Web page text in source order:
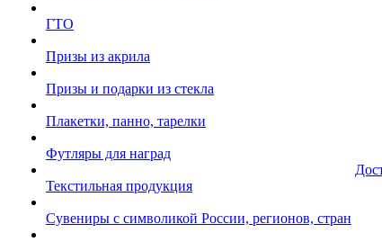
ГТО
Призы из акрила
Призы и подарки из стекла
Плакетки, панно, тарелки
Футляры для наград
Текстильная продукция
Сувениры с символикой России, регионов, стран